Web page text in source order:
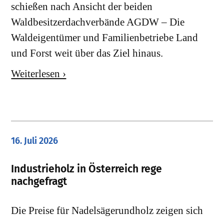
schießen nach Ansicht der beiden
Waldbesitzerdachverbände AGDW – Die
Waldeigentümer und Familienbetriebe Land
und Forst weit über das Ziel hinaus.
Weiterlesen ›
16. Juli 2026
Industrieholz in Österreich rege
nachgefragt
Die Preise für Nadelsägerundholz zeigen sich